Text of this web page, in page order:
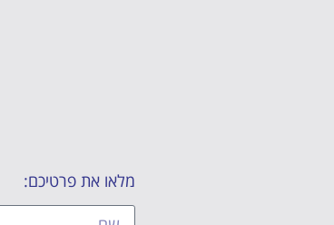
מלאו את פרטיכם: